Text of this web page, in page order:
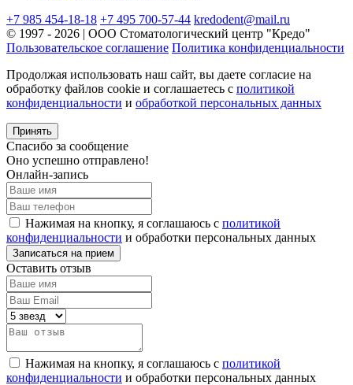
+7 985 454-18-18 +7 495 700-57-44 kredodent@mail.ru
© 1997 - 2026 | ООО Стоматологический центр "Кредо"
Пользовательское соглашение Политика конфиденциальности
Продолжая использовать наш сайт, вы даете согласие на
обработку файлов cookie и соглашаетесь с политикой
конфиденциальности и обработкой персональных данных
Принять
Спасибо за сообщение
Оно успешно отправлено!
Онлайн-запись
Нажимая на кнопку, я соглашаюсь с политикой
конфиденциальности и обработки персональных данных
Оставить отзыв
Нажимая на кнопку, я соглашаюсь с политикой
конфиденциальности и обработки персональных данных